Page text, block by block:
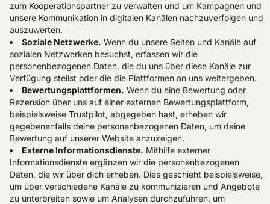
zum Kooperationspartner zu verwalten und um Kampagnen und
unsere Kommunikation in digitalen Kanälen nachzuverfolgen und
auszuwerten.
Soziale Netzwerke. Wenn du unsere Seiten und Kanäle auf
sozialen Netzwerken besuchst, erfassen wir die
personenbezogenen Daten, die du uns über diese Kanäle zur
Verfügung stellst oder die die Plattformen an uns weitergeben.
Bewertungsplattformen. Wenn du eine Bewertung oder
Rezension über uns auf einer externen Bewertungsplattform,
beispielsweise Trustpilot, abgegeben hast, erheben wir
gegebenenfalls deine personenbezogenen Daten, um deine
Bewertung auf unserer Website anzuzeigen.
Externe Informationsdienste. Mithilfe externer
Informationsdienste ergänzen wir die personenbezogenen
Daten, die wir über dich erheben. Dies geschieht beispielsweise,
um über verschiedene Kanäle zu kommunizieren und Angebote
zu unterbreiten sowie um Analysen durchzuführen, um